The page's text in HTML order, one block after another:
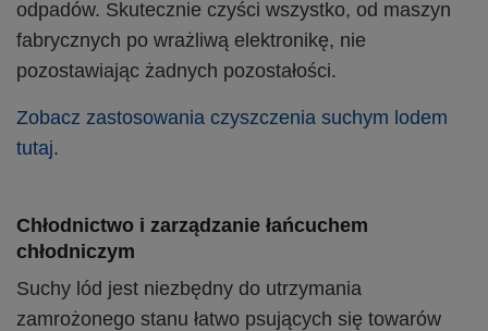
odpadów. Skutecznie czyści wszystko, od maszyn
fabrycznych po wrażliwą elektronikę, nie
pozostawiając żadnych pozostałości.
Zobacz zastosowania czyszczenia suchym lodem
tutaj.
Chłodnictwo i zarządzanie łańcuchem
chłodniczym
Suchy lód jest niezbędny do utrzymania
zamrożonego stanu łatwo psujących się towarów